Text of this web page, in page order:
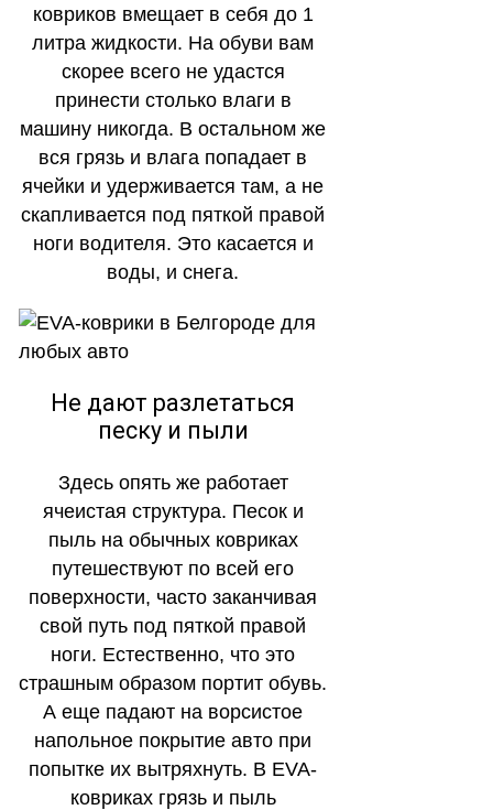
ковриков вмещает в себя до 1
литра жидкости. На обуви вам
скорее всего не удастся
принести столько влаги в
машину никогда. В остальном же
вся грязь и влага попадает в
ячейки и удерживается там, а не
скапливается под пяткой правой
ноги водителя. Это касается и
воды, и снега.
Не дают разлетаться
песку и пыли
Здесь опять же работает
ячеистая структура. Песок и
пыль на обычных ковриках
путешествуют по всей его
поверхности, часто заканчивая
свой путь под пяткой правой
ноги. Естественно, что это
страшным образом портит обувь.
А еще падают на ворсистое
напольное покрытие авто при
попытке их вытряхнуть. В EVA-
ковриках грязь и пыль